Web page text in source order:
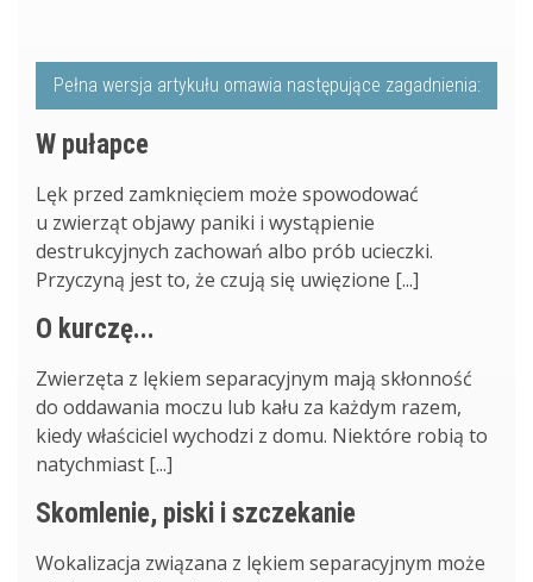
Pełna wersja artykułu omawia następujące zagadnienia:
W pułapce
Lęk przed zamknięciem może spowodować
u zwierząt objawy paniki i wystąpienie
destrukcyjnych zachowań albo prób ucieczki.
Przyczyną jest to, że czują się uwięzione [...]
O kurczę...
Zwierzęta z lękiem separacyjnym mają skłonność
do oddawania moczu lub kału za każdym razem,
kiedy właściciel wychodzi z domu. Niektóre robią to
natychmiast [...]
Skomlenie, piski i szczekanie
Wokalizacja związana z lękiem separacyjnym może